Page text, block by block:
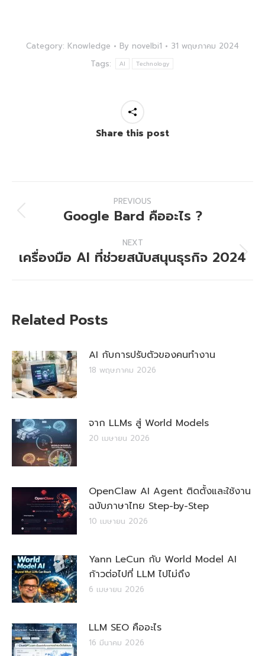
Category: Knowledge By novelbi1
31 พฤษภาคม 2024
Tags:
AI Technology
Share this post
navigation
PREVIOUS
Previous
Google Bard คืออะไร ?
NEXT
Next
เครื่องมือ AI ที่ช่วยสนับสนุนธุรกิจ 2024
Related Posts
AI กับการปรับตัวของคนทำงาน
18 พฤษภาคม 2026
จาก LLMs สู่ World Models
20 เมษายน 2026
OpenClaw AI Agent ติดตั้งและใช้งาน
ฉบับภาษาไทย Step-by-Step
10 เมษายน 2026
Yann LeCun กับ World Model AI
ก้าวต่อไปที่ LLM ไปไม่ถึง
6 เมษายน 2026
LLM SEO คืออะไร
16 มีนาคม 2026